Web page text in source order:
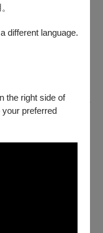
different language.
the right side of
your preferred
巨人的花園內，卻被
離的原因⋯⋯。
創作，王爾德：「每
子」。故事在銳利諷
的智慧光芒。以柔弱
有力量的巨人，反而
的愛救贖的，不只是
繫不分離。
徑，引觀眾進入魔幻